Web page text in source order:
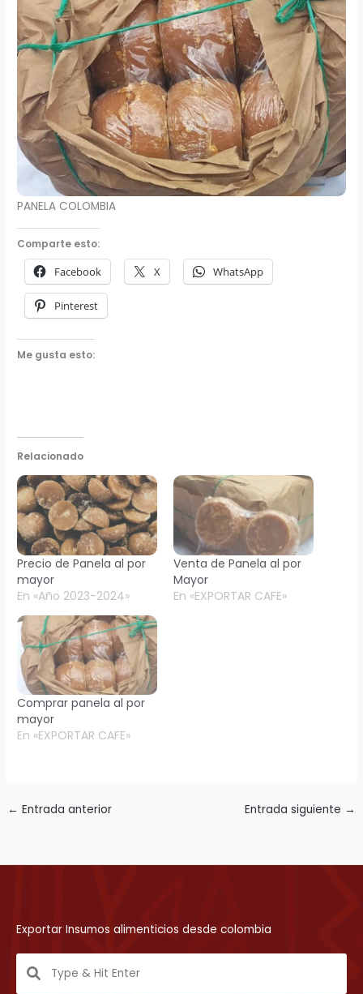
PANELA COLOMBIA
Comparte esto:
Facebook X WhatsApp
Pinterest
Me gusta esto:
Relacionado
Precio de Panela al por
mayor
En «Año 2023-2024»
Venta de Panela al por
Mayor
En «EXPORTAR CAFE»
Comprar panela al por
mayor
En «EXPORTAR CAFE»
← Entrada anterior Entrada siguiente →
Exportar Insumos alimenticios desde colombia